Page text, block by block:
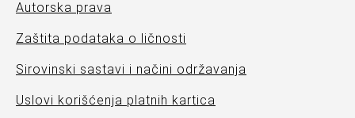
Autorska prava
Zaštita podataka o ličnosti
Sirovinski sastavi i načini održavanja
Uslovi korišćenja platnih kartica